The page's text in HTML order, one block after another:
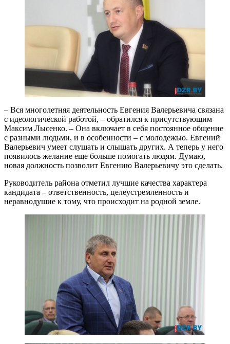
– Вся многолетняя деятельность Евгения Валерьевича связана
с идеологической работой, – обратился к присутствующим
Максим Лысенко. – Она включает в себя постоянное общение
с разными людьми, и в особенности – с молодежью. Евгений
Валерьевич умеет слушать и слышать других. А теперь у него
появилось желание еще больше помогать людям. Думаю,
новая должность позволит Евгению Валерьевичу это сделать.
Руководитель района отметил лучшие качества характера
кандидата – ответственность, целеустремленность и
неравнодушие к тому, что происходит на родной земле.